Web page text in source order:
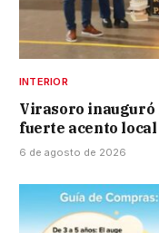
INTERIOR
Virasoro inauguró
fuerte acento
6 de agosto de 2026